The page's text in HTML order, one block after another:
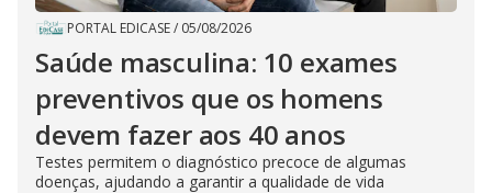
PORTAL EDICASE/ 05/08/2026
Saúde masculina: 10 exames
preventivos que os homens
devem fazer aos 40 anos
Testes permitem o diagnóstico precoce de algumas
doenças, ajudando a garantir a qualidade de vida